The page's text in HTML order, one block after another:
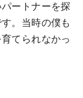
ートナーを探
。当時の僕も
てられなかっ